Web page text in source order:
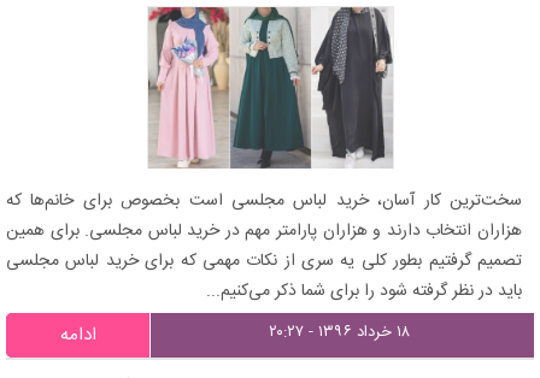
سخت‌ترین کار آسان، خرید لباس مجلسی است بخصوص برای خانم‌ها که
هزاران انتخاب دارند و هزاران پارامتر مهم در خرید لباس مجلسی. برای همین
تصمیم گرفتیم بطور کلی یه سری از نکات مهمی که برای خرید لباس مجلسی
باید در نظر گرفته شود را برای شما ذکر می‌کنیم...
۱۸ خرداد ۱۳۹۶ - ۲۰:۲۷ ادامه